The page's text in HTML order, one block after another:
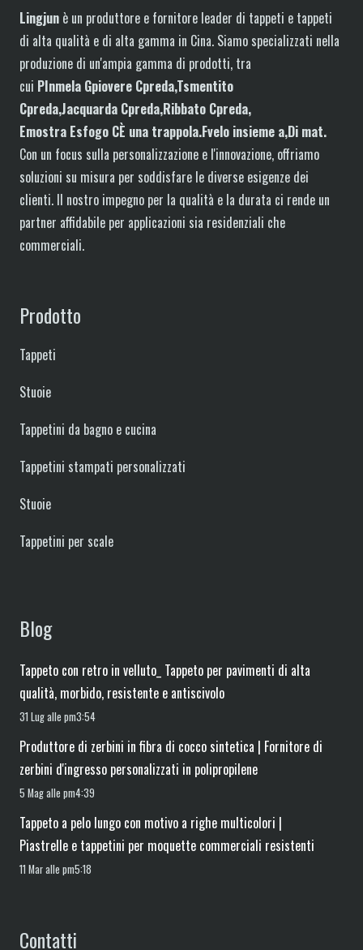
Lingjun è un produttore e fornitore leader di tappeti e tappeti
di alta qualità e di alta gamma in Cina. Siamo specializzati nella
produzione di un'ampia gamma di prodotti, tra
cui PInmela Gpiovere Cpreda,Tsmentito
Cpreda,Jacquarda Cpreda,Ribbato Cpreda,
Emostra Esfogo CÈ una trappola.Fvelo insieme a,Di mat.
Con un focus sulla personalizzazione e l'innovazione, offriamo
soluzioni su misura per soddisfare le diverse esigenze dei
clienti. Il nostro impegno per la qualità e la durata ci rende un
partner affidabile per applicazioni sia residenziali che
commerciali.
Prodotto
Tappeti
Stuoie
Tappetini da bagno e cucina
Tappetini stampati personalizzati
Stuoie
Tappetini per scale
Blog
Tappeto con retro in velluto_ Tappeto per pavimenti di alta
qualità, morbido, resistente e antiscivolo
31 Lug alle pm3:54
Produttore di zerbini in fibra di cocco sintetica | Fornitore di
zerbini d'ingresso personalizzati in polipropilene
5 Mag alle pm4:39
Tappeto a pelo lungo con motivo a righe multicolori |
Piastrelle e tappetini per moquette commerciali resistenti
11 Mar alle pm5:18
Contatti